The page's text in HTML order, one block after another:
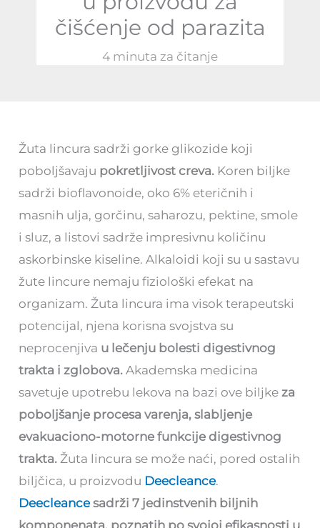
čišćenje od parazita
4 minuta za čitanje
Žuta lincura sadrži gorke glikozide koji
poboljšavaju pokretljivost creva. Koren biljke
sadrži bioflavonoide, oko 6% eteričnih i
masnih ulja, gorčinu, saharozu, pektine, smole
i sluz, a listovi sadrže impresivnu količinu
askorbinske kiseline. Alkaloidi koji su u sastavu
žute lincure nemaju fiziološki efekat na
organizam. Žuta lincura ima visok terapeutski
potencijal, njena korisna svojstva su
neprocenjiva u lečenju bolesti digestivnog
trakta i zglobova. Akademska medicina
savetuje upotrebu lekova na bazi ove biljke za
poboljšanje procesa varenja, slabljenje
evakuaciono-motorne funkcije digestivnog
trakta. Žuta lincura se može naći, pored ostalih
biljčica, u proizvodu Deecleance.
Deecleancesadrži 7 jedinstvenih bilјnih
komponenata, poznatih po svojoj efikasnosti u